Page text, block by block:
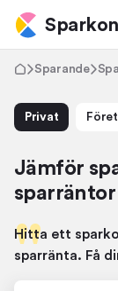
Sparande
Privat
Jämför
sparräntor
Hitta ett
sparränta. Få